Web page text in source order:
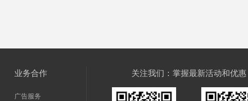
业务合作
广告服务
关注我们：掌握最新活动和优惠